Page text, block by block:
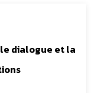
dialogue et la